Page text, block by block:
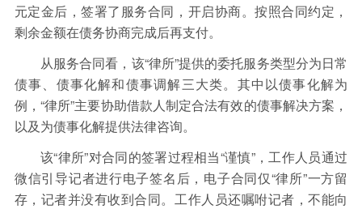
元定金后，签署了服务合同，开启协商。按照合同约定，
剩余金额在债务协商完成后再支付。
从服务合同看，该“律所”提供的委托服务类型分为日常
债事、债事化解和债事调解三大类。其中以债事化解为
例，“律所”主要协助借款人制定合法有效的债事解决方案，
以及为债事化解提供法律咨询。
该“律所”对合同的签署过程相当“谨慎”，工作人员通过
微信引导记者进行电子签名后，电子合同仅“律所”一方留
存，记者并没有收到合同。工作人员还嘱咐记者，不能向